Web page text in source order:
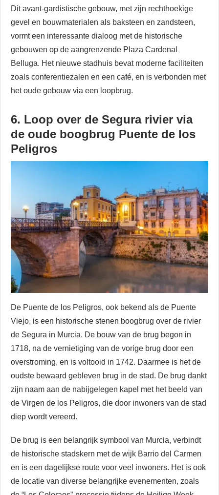
Dit avant-gardistische gebouw, met zijn rechthoekige
gevel en bouwmaterialen als baksteen en zandsteen,
vormt een interessante dialoog met de historische
gebouwen op de aangrenzende Plaza Cardenal
Belluga. Het nieuwe stadhuis bevat moderne faciliteiten
zoals conferentiezalen en een café, en is verbonden met
het oude gebouw via een loopbrug.
6. Loop over de Segura rivier via
de oude boogbrug Puente de los
Peligros
De Puente de los Peligros, ook bekend als de Puente
Viejo, is een historische stenen boogbrug over de rivier
de Segura in Murcia. De bouw van de brug begon in
1718, na de vernietiging van de vorige brug door een
overstroming, en is voltooid in 1742. Daarmee is het de
oudste bewaard gebleven brug in de stad. De brug dankt
zijn naam aan de nabijgelegen kapel met het beeld van
de Virgen de los Peligros, die door inwoners van de stad
diep wordt vereerd.
De brug is een belangrijk symbool van Murcia, verbindt
de historische stadskern met de wijk Barrio del Carmen
en is een dagelijkse route voor veel inwoners. Het is ook
de locatie van diverse belangrijke evenementen, zoals